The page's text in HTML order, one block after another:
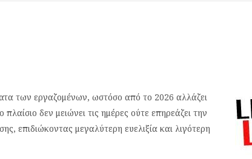
των εργαζομένων, ωστόσο από το 2026 αλλάζει
δεν μειώνει τις ημέρες ούτε επηρεάζει την
επιδιώκοντας μεγαλύτερη ευελιξία και λιγότερη